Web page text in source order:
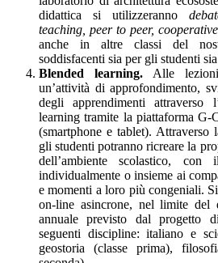
didattica si utilizzeranno
teaching, peer to peer,
anche in altre classi del
soddisfacenti sia per gli studenti
Blended learning. Alle
un’attività di approfondimento,
degli apprendimenti attraverso
learning tramite la piattaforma G-
(smartphone e tablet). Attraverso
gli studenti potranno ricreare la
dell’ambiente scolastico,
individualmente o insieme ai
e momenti a loro più congeniali.
on-line asincrone, nel limite del
annuale previsto dal progetto
seguenti discipline: italiano e
geostoria (classe prima),